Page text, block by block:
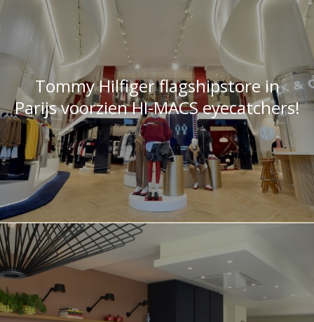
Tommy Hilfiger flagshipstore in
Parijs voorzien HI-MACS eyecatchers!
Opvallende mat-blauwe keuken met
strakke Corian Whitecap werkbladen